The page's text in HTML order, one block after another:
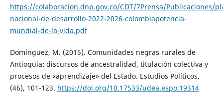
https://colaboracion.dnp.gov.co/CDT/7Prensa/Publicaciones/
nacional-de-desarrollo-2022-2026-colombiapotencia-
mundial-de-la-vida.pdf
Domínguez, M. (2015). Comunidades negras rurales de
Antioquia: discursos de ancestralidad, titulación colectiva y
procesos de «aprendizaje» del Estado. Estudios Políticos,
(46), 101-123. https://doi.org/10.17533/udea.espo.19314